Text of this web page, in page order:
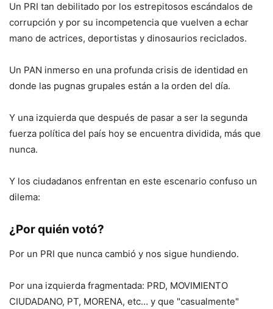
Un PRI tan debilitado por los estrepitosos escándalos de
corrupción y por su incompetencia que vuelven a echar
mano de actrices, deportistas y dinosaurios reciclados.
Un PAN inmerso en una profunda crisis de identidad en
donde las pugnas grupales están a la orden del día.
Y una izquierda que después de pasar a ser la segunda
fuerza política del país hoy se encuentra dividida, más que
nunca.
Y los ciudadanos enfrentan en este escenario confuso un
dilema:
¿Por quién votó?
Por un PRI que nunca cambió y nos sigue hundiendo.
Por una izquierda fragmentada: PRD, MOVIMIENTO
CIUDADANO, PT, MORENA, etc… y que "casualmente"